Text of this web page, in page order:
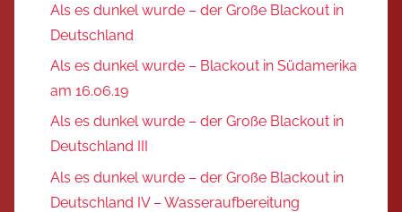
Als es dunkel wurde – der Große Blackout in
Deutschland
Als es dunkel wurde – Blackout in Südamerika
am 16.06.19
Als es dunkel wurde – der Große Blackout in
Deutschland III
Als es dunkel wurde – der Große Blackout in
Deutschland IV – Wasseraufbereitung